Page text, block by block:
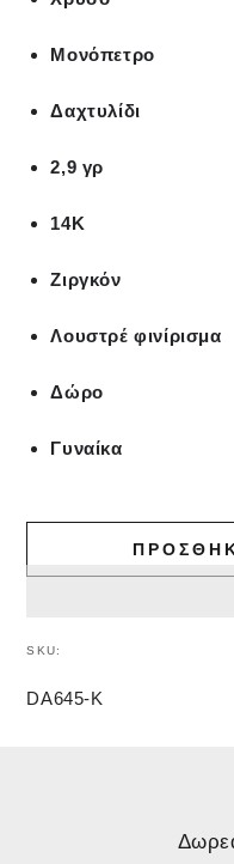
Μονόπετρο
Δαχτυλίδι
2,9 γρ
14Κ
Ζιργκόν
Λουστρέ φινίρισμα
Δώρο
Γυναίκα
SKU:
DA645-K